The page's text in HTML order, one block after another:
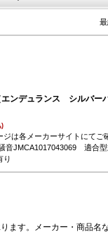
エンデュランス シルバー
)
は各メーカーサイトにてご
音JMCA1017043069 適合型
り
ます。メーカー・商品名